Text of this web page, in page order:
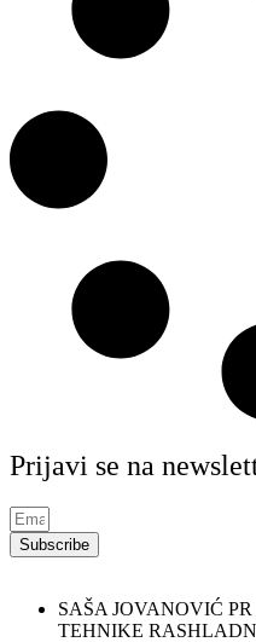
Prijavi se na
Subscribe
SAŠA JOVANOVIĆ
TEHNIKE